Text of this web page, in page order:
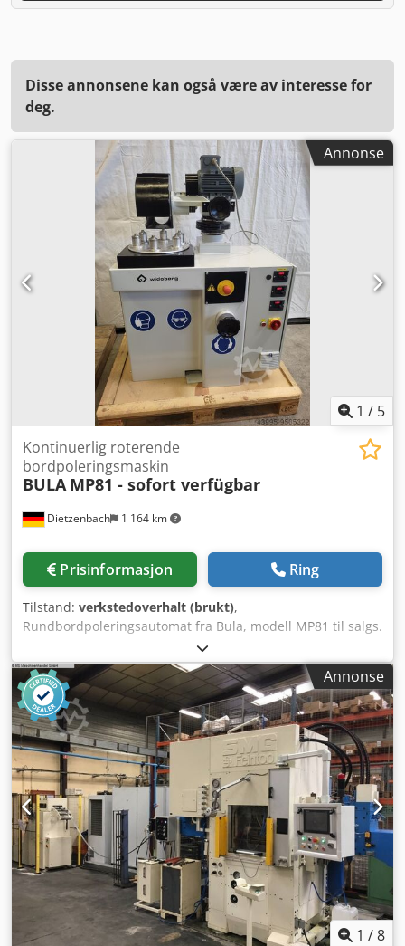
Disse annonsene kan også være av interesse for
deg.
Annonse
1 / 5
Dietzenbach 1 164 km
Kontinuerlig roterende
bordpoleringsmaskin
BULA MP81 - sofort verfügbar
Prisinformasjon Ring
Tilstand: verkstedoverhalt (brukt),
Rundbordpoleringsautomat fra Bula, modell MP81 til salgs.
Kontinuerlig roterende automat for polering, børsting,
sliping og avgrading av ulike arbeidsstykker. Crsdpfx
Ajlccvmogxsf Maskinen har 6 arbeidsstykkefester montert i
en delkrets med diameter 250 mm. 1 bearbeidingsstasjon,
motoreffekt 2,2 kW, utstyrt med Bula Quick Lock-system for
poleringsskiver. Polerspindeldiameter 25 mm. Maskinen er
totaloverhalt: maskinkroppen er sandblåst, grunnet og
nylakkert. Nye lagre, nye motorer, nytt gir, nye kilereimer,
nye håndhjul, nye remskiver, komplett nytt styreskap, og
alle drivverk styres via frekvensomformer. Mellomsalg
forbeholdes. Option: Anlegget kan også leveres med
polerpastesystem (væske), bestående av 1 stk. WIDOBERG
HDP-2 høyttrykksdoseringpistol, holder, timer osv., samt
trykkbeholder. Vi kan også tilby reparasjon eller overhaling
av din eksisterende maskin, eller av en Bula-maskin du har
kjøpt gjennom andre kanaler.
Annonse
1 /8